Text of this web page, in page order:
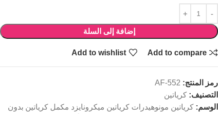
إضافة إلى السلة
Add to compare
Add to wishlist
رمز المنتج: AF-552
التصنيف: كرياتين
الوسم: كرياتين مونوهيدرات كرياتين ميكرونايزد مكمل كرياتين بدون